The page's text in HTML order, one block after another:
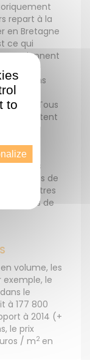
repart à la
en Bretagne
ce qui
que viennent
dans
[…] Tous
profitent
»
des
de
les autres
Notaires de
volume, les
le
le
à 177 800
à 2014 (+
le prix
/ m2 en
to